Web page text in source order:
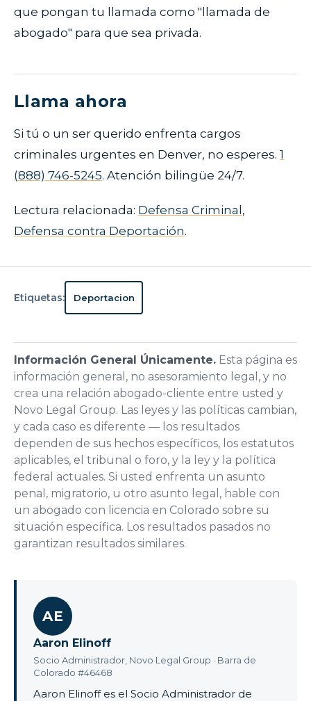
que pongan tu llamada como "llamada de
abogado" para que sea privada.
Llama ahora
Si tú o un ser querido enfrenta cargos
criminales urgentes en Denver, no esperes. 1
(888) 746-5245. Atención bilingüe 24/7.
Lectura relacionada: Defensa Criminal ,
Defensa contra Deportación.
Etiquetas: Deportacion
Información General Únicamente. Esta página es
información general, no asesoramiento legal, y no
crea una relación abogado-cliente entre usted y
Novo Legal Group. Las leyes y las políticas cambian,
y cada caso es diferente — los resultados
dependen de sus hechos específicos, los estatutos
aplicables, el tribunal o foro, y la ley y la política
federal actuales. Si usted enfrenta un asunto
penal, migratorio, u otro asunto legal, hable con
un abogado con licencia en Colorado sobre su
situación específica. Los resultados pasados no
garantizan resultados similares.
AE
Aaron Elinoff
Socio Administrador, Novo Legal Group · Barra de
Colorado #46468
Aaron Elinoff es el Socio Administrador de